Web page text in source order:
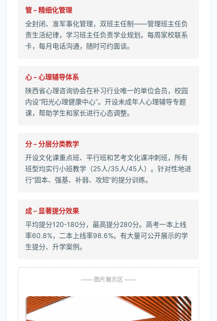
管 – 精细化管理
全封闭、准军事化管理，双班主任制——管理班主任负
责生活纪律，学习班主任负责学业规划。每周家校联系
卡，每月电话沟通，随时可约面谈。
心 – 心理辅导体系
陕西省心理咨询协会在补习行业唯一的单位会员，校园
内设“阳光心理健康中心”。开设未成年人心理辅导专题
课，帮助学生和家长进行心态调整。
分 – 分层分类教学
开设文化课重点班、平行班和艺考文化课冲刺班，所有
班型均实行小班教学（25人/35人/45人）。针对性地进
行“固本、强基、补弱、攻短”的提分训练。
成 – 显著提分效果
平均提分120-180分，最高提分280分。高考一本上线
率60.8%，二本上线率98.6%。有大量可公开展示的学
生提分、升学案例。
—— 图片展示区 ——